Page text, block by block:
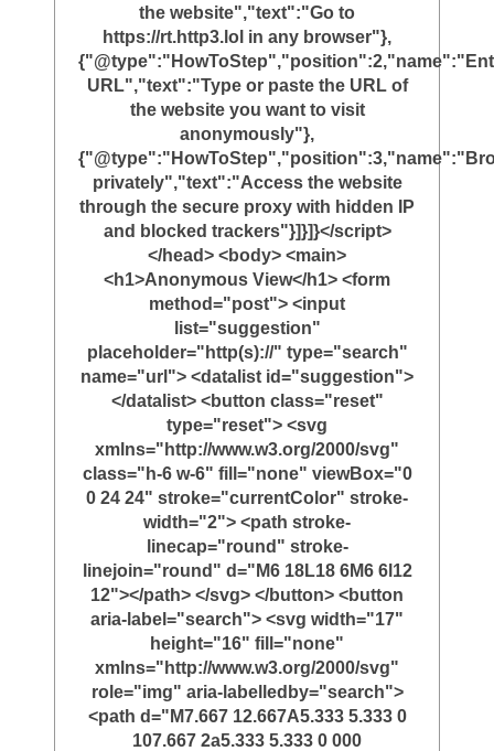
the website","text":"Go to
https://rt.http3.lol in any browser"},
URL","text":"Type or paste the URL of
the website you want to visit
anonymously"},
privately","text":"Access the website
through the secure proxy with hidden IP
and blocked trackers"}]}]}</script>
</head> <body> <main>
<h1>Anonymous View</h1> <form
method="post"> <input
list="suggestion"
placeholder="http(s)://" type="search"
name="url"> <datalist id="suggestion">
</datalist> <button class="reset"
type="reset"> <svg
xmlns="http://www.w3.org/2000/svg"
class="h-6 w-6" fill="none" viewBox="0
0 24 24" stroke="currentColor" stroke-
width="2"> <path stroke-
linecap="round" stroke-
linejoin="round" d="M6 18L18 6M6 6l12
12"></path> </svg> </button> <button
aria-label="search"> <svg width="17"
height="16" fill="none"
xmlns="http://www.w3.org/2000/svg"
role="img" aria-labelledby="search">
<path d="M7.667 12.667A5.333 5.333 0
107.667 2a5.333 5.333 0 000